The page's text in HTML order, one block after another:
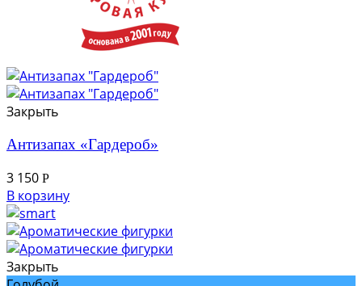
Закрыть
Антизапах «Гардероб»
3 150 Р
В корзину
Закрыть